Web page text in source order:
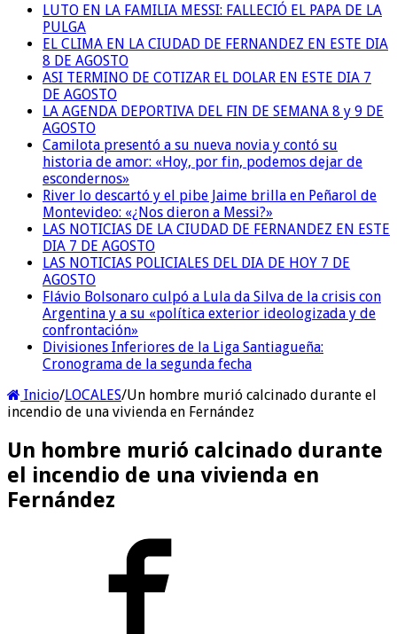
LUTO EN LA FAMILIA MESSI: FALLECIÓ EL PAPA DE LA
PULGA
EL CLIMA EN LA CIUDAD DE FERNANDEZ EN ESTE DIA
8 DE AGOSTO
ASI TERMINO DE COTIZAR EL DOLAR EN ESTE DIA 7
DE AGOSTO
LA AGENDA DEPORTIVA DEL FIN DE SEMANA 8 y 9 DE
AGOSTO
Camilota presentó a su nueva novia y contó su
historia de amor: «Hoy, por fin, podemos dejar de
escondernos»
River lo descartó y el pibe Jaime brilla en Peñarol de
Montevideo: «¿Nos dieron a Messi?»
LAS NOTICIAS DE LA CIUDAD DE FERNANDEZ EN ESTE
DIA 7 DE AGOSTO
LAS NOTICIAS POLICIALES DEL DIA DE HOY 7 DE
AGOSTO
Flávio Bolsonaro culpó a Lula da Silva de la crisis con
Argentina y a su «política exterior ideologizada y de
confrontación»
Divisiones Inferiores de la Liga Santiagueña:
Cronograma de la segunda fecha
Inicio/LOCALES/Un hombre murió calcinado durante el
incendio de una vivienda en Fernández
Un hombre murió calcinado durante
el incendio de una vivienda en
Fernández